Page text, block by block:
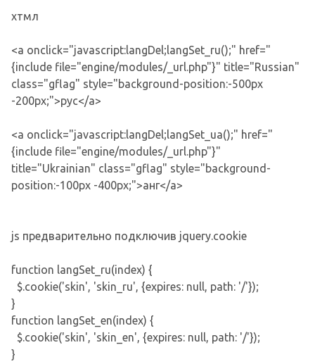
хтмл
<a onclick="javascript:langDel;langSet_ru();" href="
{include file="engine/modules/_url.php"}" title="Russian"
class="gflag" style="background-position:-500px
-200px;">рус</a>
<a onclick="javascript:langDel;langSet_ua();" href="
{include file="engine/modules/_url.php"}"
title="Ukrainian" class="gflag" style="background-
position:-100px -400px;">анг</a>
js предварительно подключив jquery.cookie
function langSet_ru(index) {
$.cookie('skin', 'skin_ru', {expires: null, path: '/'});
}
function langSet_en(index) {
$.cookie('skin', 'skin_en', {expires: null, path: '/'});
}